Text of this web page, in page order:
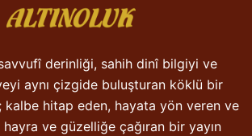
derinliği, sahih dinî bilgiyi ve
aynı çizgide buluşturan köklü bir
kalbe hitap eden, hayata yön veren ve
hayra ve güzelliğe çağıran bir yayın